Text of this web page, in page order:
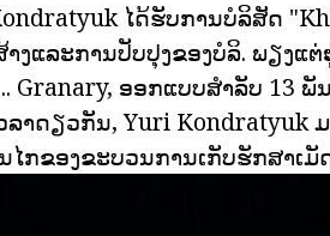
ໄດ້ຮັບການບໍລິສັດ
ແລະການປັບປຸງຂອງບໍລິ. ພຽງແຕ່
Granary, ອອກແບບສໍາລັບ 13 ພັ
ລາດຽວກັນ, Yuri Kondratyuk
ກຂອງຂະບວນການເກັບຮັກສາເມັ